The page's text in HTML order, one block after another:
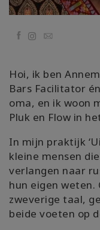
FacebookEmail
Hoi, ik ben
Bars Facilitator
oma, en ik woon
Pluk en Flow in
In mijn praktijk
kleine mensen
verlangen naar
hun eigen weten.
zweverige taal,
beide voeten op